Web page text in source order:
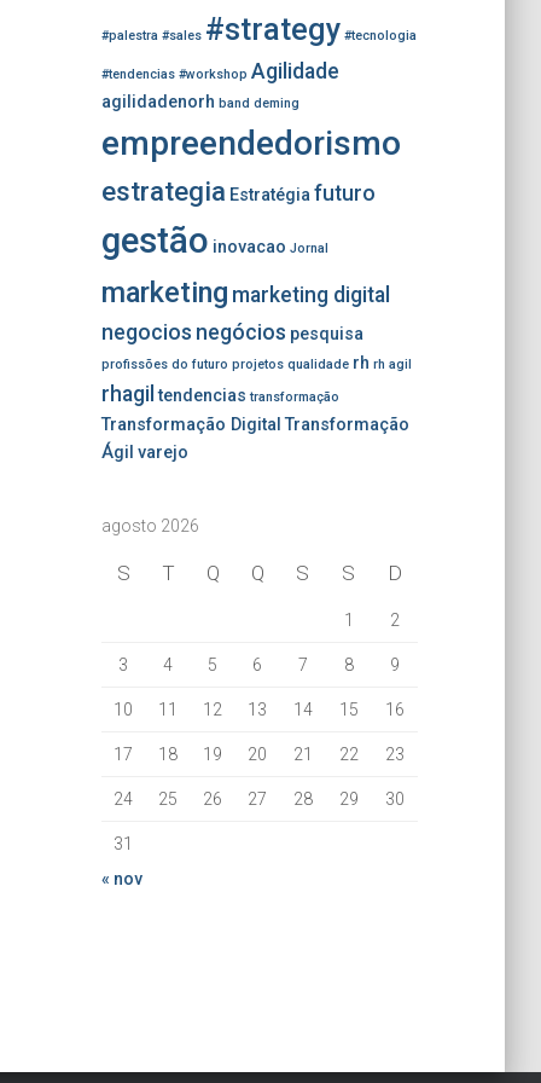
#palestra #sales #strategy #tecnologia
#tendencias #workshop Agilidade
agilidadenorh band deming
empreendedorismo
estrategia Estratégia futuro
gestão inovacao Jornal
marketing marketing digital
negocios negócios pesquisa
profissões do futuro projetos qualidade rh rh agil
rhagil tendencias transformação
Transformação Digital Transformação
Ágil varejo
agosto 2026
S T Q Q S S D
1 2
3 4 5 6 7 8 9
10 11 12 13 14 15 16
17 18 19 20 21 22 23
24 25 26 27 28 29 30
31
« nov